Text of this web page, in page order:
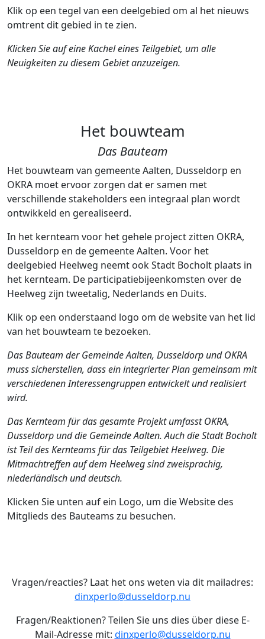
Klik op een tegel van een deelgebied om al het nieuws
omtrent dit gebied in te zien.
Klicken Sie auf eine Kachel eines Teilgebiet, um alle
Neuigkeiten zu diesem Gebiet anzuzeigen.
Het bouwteam
Das Bauteam
Het bouwteam van gemeente Aalten, Dusseldorp en
OKRA moet ervoor zorgen dat er samen met
verschillende stakeholders een integraal plan wordt
ontwikkeld en gerealiseerd.
In het kernteam voor het gehele project zitten OKRA,
Dusseldorp en de gemeente Aalten. Voor het
deelgebied Heelweg neemt ook Stadt Bocholt plaats in
het kernteam. De participatiebijeenkomsten over de
Heelweg zijn tweetalig, Nederlands en Duits.
Klik op een onderstaand logo om de website van het lid
van het bouwteam te bezoeken.
Das Bauteam der Gemeinde Aalten, Dusseldorp und OKRA
muss sicherstellen, dass ein integrierter Plan gemeinsam mit
verschiedenen Interessengruppen entwickelt und realisiert
wird.
Das Kernteam für das gesamte Projekt umfasst OKRA,
Dusseldorp und die Gemeinde Aalten. Auch die Stadt Bocholt
ist Teil des Kernteams für das Teilgebiet Heelweg. Die
Mitmachtreffen auf dem Heelweg sind zweisprachig,
niederländisch und deutsch.
Klicken Sie unten auf ein Logo, um die Website des
Mitglieds des Bauteams zu besuchen.
Vragen/reacties? Laat het ons weten via dit mailadres:
dinxperlo@dusseldorp.nu
Fragen/Reaktionen? Teilen Sie uns dies über diese E-
Mail-Adresse mit: dinxperlo@dusseldorp.nu